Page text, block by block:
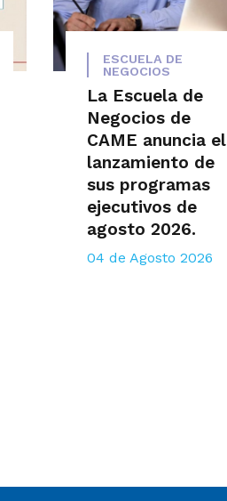
ESCUELA DE
NEGOCIOS
La Escuela de
Negocios de
CAME anuncia el
lanzamiento de
sus programas
ejecutivos de
agosto 2026.
04 de Agosto 2026